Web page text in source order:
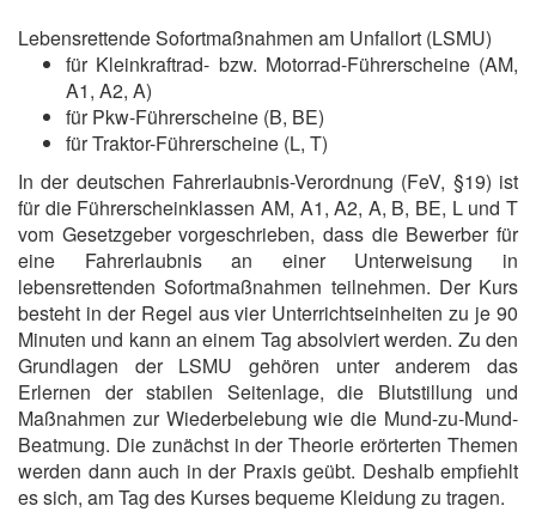
Lebensrettende Sofortmaßnahmen am Unfallort (LSMU)
für Kleinkraftrad- bzw. Motorrad-Führerscheine (AM,
A1, A2, A)
für Pkw-Führerscheine (B, BE)
für Traktor-Führerscheine (L, T)
In der deutschen Fahrerlaubnis-Verordnung (FeV, §19) ist
für die Führerscheinklassen AM, A1, A2, A, B, BE, L und T
vom Gesetzgeber vorgeschrieben, dass die Bewerber für
eine Fahrerlaubnis an einer Unterweisung in
lebensrettenden Sofortmaßnahmen teilnehmen. Der Kurs
besteht in der Regel aus vier Unterrichtseinheiten zu je 90
Minuten und kann an einem Tag absolviert werden. Zu den
Grundlagen der LSMU gehören unter anderem das
Erlernen der stabilen Seitenlage, die Blutstillung und
Maßnahmen zur Wiederbelebung wie die Mund-zu-Mund-
Beatmung. Die zunächst in der Theorie erörterten Themen
werden dann auch in der Praxis geübt. Deshalb empfiehlt
es sich, am Tag des Kurses bequeme Kleidung zu tragen.